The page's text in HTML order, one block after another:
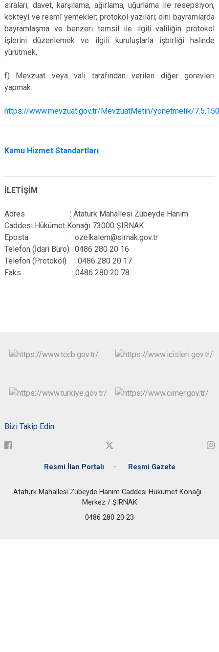
sıraları; davet, karşılama, ağırlama, uğurlama ile resepsiyon,
kokteyl ve resmî yemekler; protokol yazıları; dini bayramlarda
bayramlaşma ve benzeri temsil ile ilgili valiliğin protokol
işlerini düzenlemek ve ilgili kuruluşlarla işbirliği halinde
yürütmek,
f) Mevzuat veya vali tarafından verilen diğer görevleri
yapmak.
https://www.mevzuat.gov.tr/MevzuatMetin/yonetmelik/
Kamu Hizmet Standartları
İLETİŞİM
Adres : Atatürk Mahallesi Zübeyde Hanım
Caddesi Hükümet Konağı 73000 ŞIRNAK
Eposta : ozelkalem@sirnak.gov.tr
Telefon (İdari Büro) : 0486 280 20 16
Telefon (Protokol) : 0486 280 20 17
Faks : 0486 280 20 78
Bizi Takip Edin
Resmi İlan Portalı Resmi Gazete
Atatürk Mahallesi Zübeyde Hanım Caddesi Hükümet Konağı -
Merkez / ŞIRNAK
0486 280 20 23